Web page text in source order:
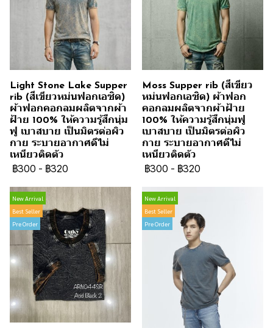
Light Stone Lake Supper
rib (สีเขียวหม่นฟอกเอซิด)
ผ้าฟอกคอกลมผลิตจากผ้า
ฝ้าย 100% ให้ความรู้สึกนุ่ม
ฟู เบาสบาย เป็นมิตรต่อผิว
กาย ระบายอากาศดีไม่
เหนียวติดตัว
฿300 - ฿320
Moss Supper rib (สีเขียว
หม่นฟอกเอซิด) ผ้าฟอก
คอกลมผลิตจากผ้าฝ้าย
100% ให้ความรู้สึกนุ่มฟู
เบาสบาย เป็นมิตรต่อผิว
กาย ระบายอากาศดีไม่
เหนียวติดตัว
฿300 - ฿320
New Arrival
Best Seller
Pre Order
New Arrival
Best Seller
Pre Order